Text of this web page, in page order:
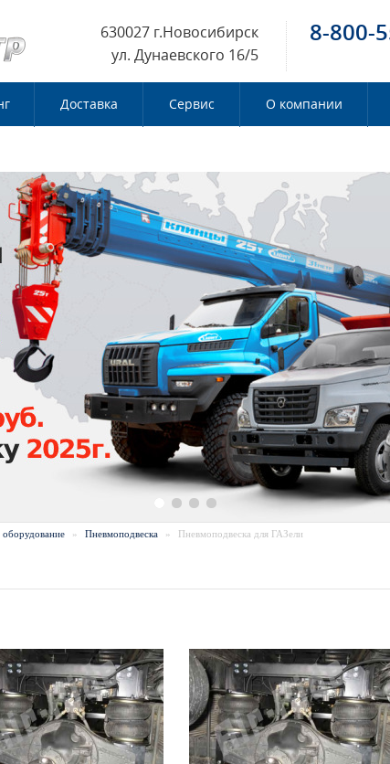
630027 г.Новосибирск
ул. Дунаевского 16/5
8-800-
Доставка Сервис О компании
» Пневмоподвеска » Пневмоподвеска для ГАЗели